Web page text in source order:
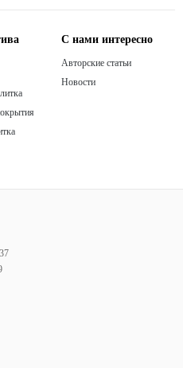
С нами интересно
Авторские статьи
Новости